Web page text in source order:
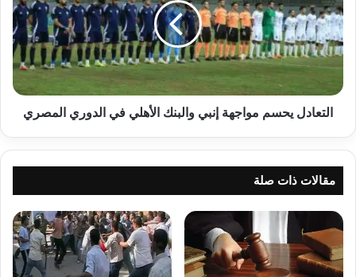
إنبي
والبنك
الأهلي
في
المصري
التعادل يحسم مواجهة إنبي والبنك الأهلي في الدوري المصري
مقالات ذات صلة